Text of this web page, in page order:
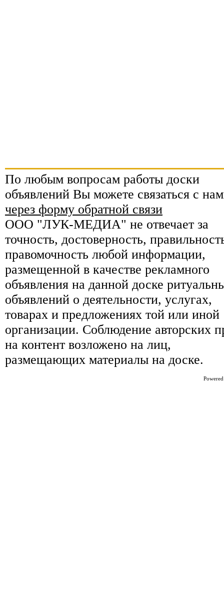
По любым вопросам работы доски
объявлений Вы можете связаться с
через форму обратной связи
ООО "ЛУК-МЕДИА" не отвечает за
точность, достоверность,
правомочность любой информации,
размещенной в качестве рекламного
объявления на данной доске
объявлений о деятельности, услугах,
товарах и предложениях той или иной
организации. Соблюдение авторских
на контент возложено на лиц,
размещающих материалы на доске.